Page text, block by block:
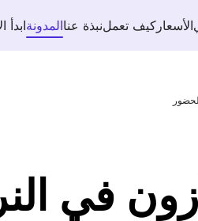
الأسعار كيف تعملنبذة عناالمدونةابدأ
في